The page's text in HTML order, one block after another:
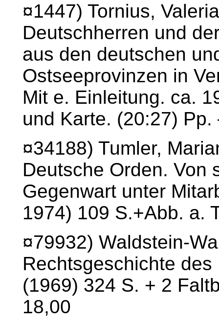
¤1447) Tornius,
Deutschherren und
aus den deutschen
Ostseeprovinzen in
Mit e. Einleitung. ca.
und Karte. (20:27)
¤34188) Tumler,
Deutsche Orden. Von
Gegenwart unter
1974) 109 S.+Abb. a.
¤79932) Waldstein-
Rechtsgeschichte
(1969) 324 S. + 2
18,00